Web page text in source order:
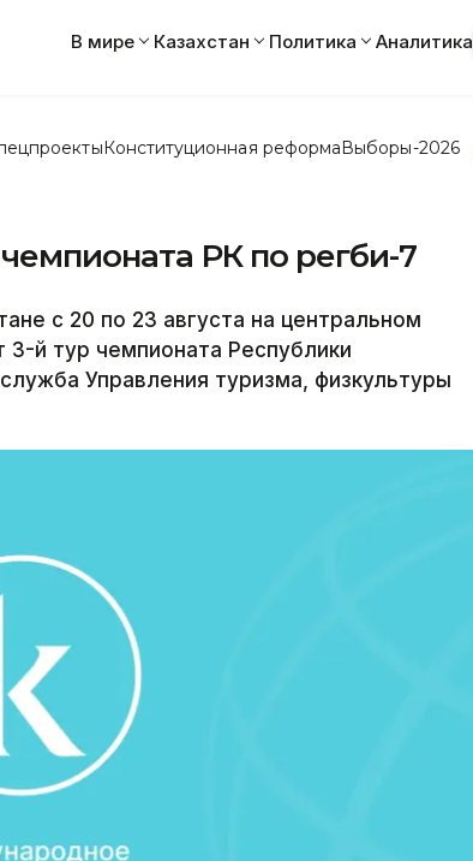
В мире Казахстан Политика Аналитика
Конституционная реформаВыборы-2026
РК по регби-7
с 20 по 23 августа на центральном
й тур чемпионата Республики
Управления туризма, физкультуры